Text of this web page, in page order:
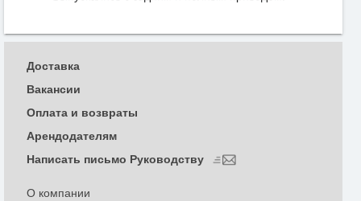
О компании
Доставка
Вакансии
Оплата и возвраты
Арендодателям
Написать письмо Руководству